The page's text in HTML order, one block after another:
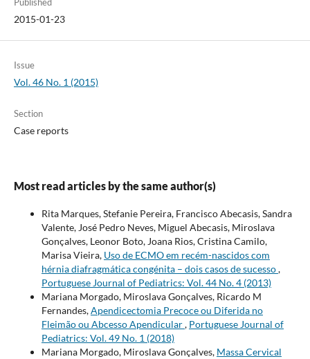
2015-01-23
Issue
Vol. 46 No. 1 (2015)
Section
Case reports
Most read articles by the same author(s)
Rita Marques, Stefanie Pereira, Francisco Abecasis, Sandra
Valente, José Pedro Neves, Miguel Abecasis, Miroslava
Gonçalves, Leonor Boto, Joana Rios, Cristina Camilo,
Marisa Vieira, Uso de ECMO em recém-nascidos com
hérnia diafragmática congénita – dois casos de sucesso,
Portuguese Journal of Pediatrics: Vol. 44 No. 4 (2013)
Mariana Morgado, Miroslava Gonçalves, Ricardo M
Fernandes,Apendicectomia Precoce ou Diferida no
Fleimão ou Abcesso Apendicular, Portuguese Journal of
Pediatrics: Vol. 49 No. 1 (2018)
Mariana Morgado, Miroslava Gonçalves, Massa Cervical